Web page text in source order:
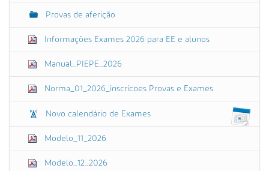
Provas de aferição
Informações Exames 2026 para EE e alunos
Manual_PIEPE_2026
Norma_01_2026_inscricoes Provas e Exames
Novo calendário de Exames
Modelo_11_2026
Modelo_12_2026